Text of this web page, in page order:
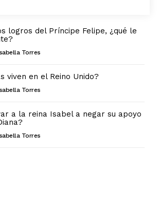
logros del Príncipe Felipe, ¿qué le
Torres
viven en el Reino Unido?
Torres
a la reina Isabel a negar su apoyo
Torres